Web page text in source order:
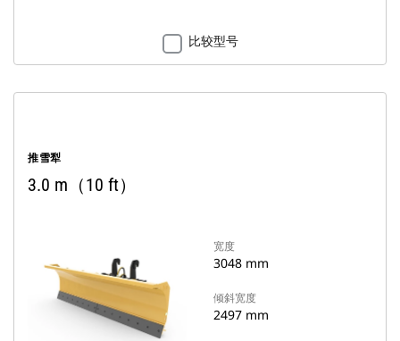
比较型号
推雪犁
3.0 m（10 ft）
宽度
3048 mm
倾斜宽度
2497 mm